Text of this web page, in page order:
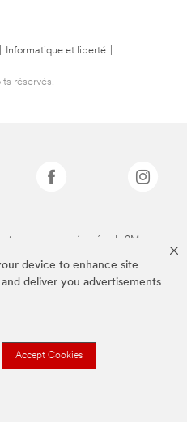
device to enhance site
deliver you advertisements
Accept Cookies
Informatique et liberté
réservés.
des marques déposées de 3M.